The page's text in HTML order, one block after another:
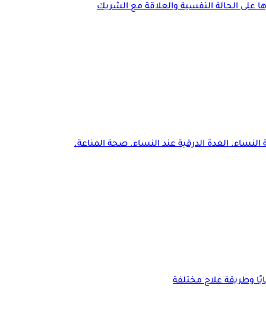
على الحالة النفسية والعلاقة مع الشريك
الغدة الدرقية عند النساء. صحة المناعة.
وطريقة علاج مختلفة